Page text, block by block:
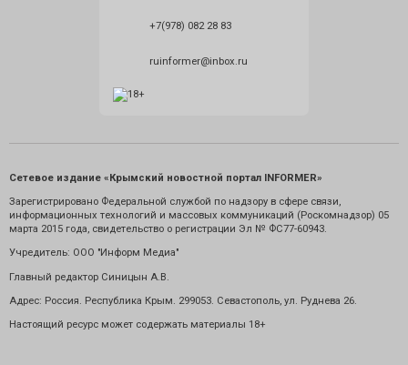
+7(978) 082 28 83
ruinformer@inbox.ru
Сетевое издание «Крымский новостной портал INFORMER»
Зарегистрировано Федеральной службой по надзору в сфере связи,
информационных технологий и массовых коммуникаций (Роскомнадзор) 05
марта 2015 года, свидетельство о регистрации Эл № ФС77-60943.
Учредитель: ООО "Информ Медиа"
Главный редактор Синицын А.В.
Адрес: Россия. Республика Крым. 299053. Севастополь, ул. Руднева 26.
Настоящий ресурс может содержать материалы 18+